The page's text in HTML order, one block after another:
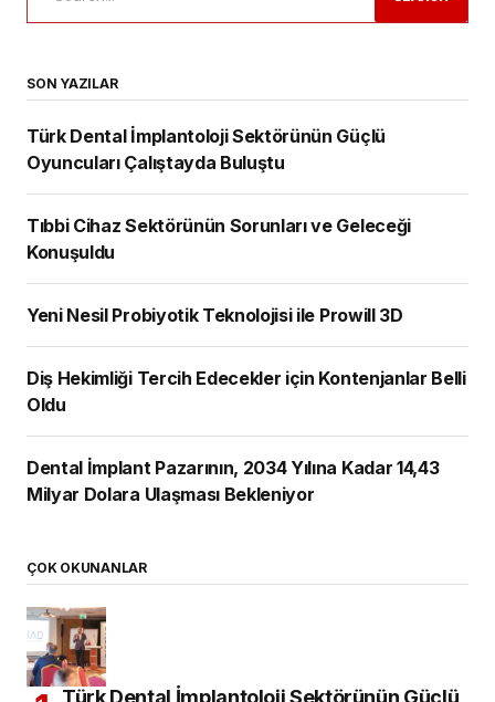
Tıbbi Cihaz Sektörünün Sorunları ve Geleceği
Diş Hekimliği Tercih Edecekler için Kontenjanlar Belli
Oldu
Dental İmplant Pazarının, 2034 Yılına Kadar 14,43
Milyar Dolara Ulaşması Bekleniyor
Türk Dental İmplantoloji Sektörünün Güçlü
Oyuncuları Çalıştayda Buluştu
Tıbbi Cihaz Sektörünün Sorunları ve
Geleceği Konuşuldu